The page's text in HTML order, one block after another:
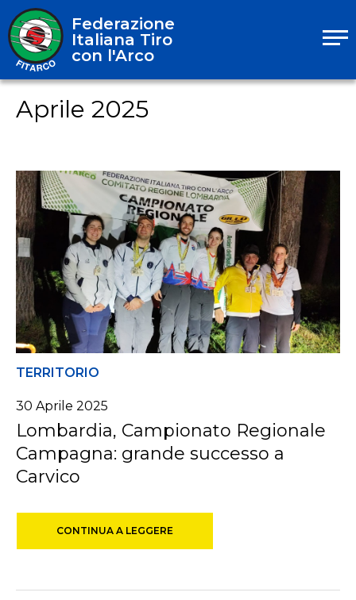
Federazione
Italiana Tiro
con l'Arco
Aprile 2025
TERRITORIO
30 Aprile 2025
Lombardia, Campionato Regionale
Campagna: grande successo a
Carvico
CONTINUA A LEGGERE